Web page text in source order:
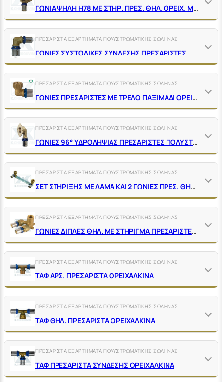
ΓΩΝΙΑ ΨΗΛΗ Η78 ΜΕ ΣΤΗΡ. ΠΡΕΣ. ΘΗΛ. ΟΡΕΙΧ. ΜΕ ΚΥΑΘΙΟ ΙΝΟΧ
ΠΡΕΣΑΡΙΣΤΑ ΕΞΑΡΤΗΜΑΤΑ ΠΟΛΥΣΤΡΩΜΑΤΙΚΗΣ ΣΩΛΗΝΑΣ
ΓΩΝΙΕΣ ΣΥΣΤΟΛΙΚΕΣ ΣΥΝΔΕΣΗΣ ΠΡΕΣΑΡΙΣΤΕΣ
ΠΡΕΣΑΡΙΣΤΑ ΕΞΑΡΤΗΜΑΤΑ ΠΟΛΥΣΤΡΩΜΑΤΙΚΗΣ ΣΩΛΗΝΑΣ
ΓΩΝΙΕΣ ΠΡΕΣΑΡΙΣΤΕΣ ΜΕ ΤΡΕΛΟ ΠΑΞΙΜΑΔΙ ΟΡΕΙΧΑΛΚΙΝΕΣ
ΠΡΕΣΑΡΙΣΤΑ ΕΞΑΡΤΗΜΑΤΑ ΠΟΛΥΣΤΡΩΜΑΤΙΚΗΣ ΣΩΛΗΝΑΣ
ΓΩΝΙΕΣ 96° ΥΔΡΟΛΗΨΙΑΣ ΠΡΕΣΑΡΙΣΤΕΣ ΠΟΛΥΣΤΡΩΜΑΤΙΚΗΣ ΣΩΛΗΝΑΣ
ΠΡΕΣΑΡΙΣΤΑ ΕΞΑΡΤΗΜΑΤΑ ΠΟΛΥΣΤΡΩΜΑΤΙΚΗΣ ΣΩΛΗΝΑΣ
ΣΕΤ ΣΤΗΡΙΞΗΣ ΜΕ ΛΑΜΑ ΚΑΙ 2 ΓΩΝΙΕΣ ΠΡΕΣ. ΘΗΛ. ΠΟΛΥΣΤΡΩΜ. ΚΕΝΤΡΑ 15,5CM
ΠΡΕΣΑΡΙΣΤΑ ΕΞΑΡΤΗΜΑΤΑ ΠΟΛΥΣΤΡΩΜΑΤΙΚΗΣ ΣΩΛΗΝΑΣ
ΓΩΝΙΕΣ ΔΙΠΛΕΣ ΘΗΛ. ΜΕ ΣΤΗΡΙΓΜΑ ΠΡΕΣΑΡΙΣΤΕΣ ΟΡΕΙΧΑΛΚΙΝΕΣ
ΠΡΕΣΑΡΙΣΤΑ ΕΞΑΡΤΗΜΑΤΑ ΠΟΛΥΣΤΡΩΜΑΤΙΚΗΣ ΣΩΛΗΝΑΣ
ΤΑΦ ΑΡΣ. ΠΡΕΣΑΡΙΣΤΑ ΟΡΕΙΧΑΛΚΙΝΑ
ΠΡΕΣΑΡΙΣΤΑ ΕΞΑΡΤΗΜΑΤΑ ΠΟΛΥΣΤΡΩΜΑΤΙΚΗΣ ΣΩΛΗΝΑΣ
ΤΑΦ ΘΗΛ. ΠΡΕΣΑΡΙΣΤΑ ΟΡΕΙΧΑΛΚΙΝΑ
ΠΡΕΣΑΡΙΣΤΑ ΕΞΑΡΤΗΜΑΤΑ ΠΟΛΥΣΤΡΩΜΑΤΙΚΗΣ ΣΩΛΗΝΑΣ
ΤΑΦ ΠΡΕΣΑΡΙΣΤΑ ΣΥΝΔΕΣΗΣ ΟΡΕΙΧΑΛΚΙΝΑ